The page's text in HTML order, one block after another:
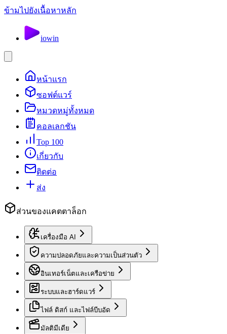
ข้ามไปยังเนื้อหาหลัก
iowin
หน้าแรก
ซอฟต์แวร์
หมวดหมู่ทั้งหมด
คอลเลกชัน
Top 100
เกี่ยวกับ
ติดต่อ
ส่ง
ส่วนของแคตตาล็อก
เครื่องมือ AI
ความปลอดภัยและความเป็นส่วนตัว
อินเทอร์เน็ตและเครือข่าย
ระบบและฮาร์ดแวร์
ไฟล์ ดิสก์ และไฟล์บีบอัด
มัลติมีเดีย